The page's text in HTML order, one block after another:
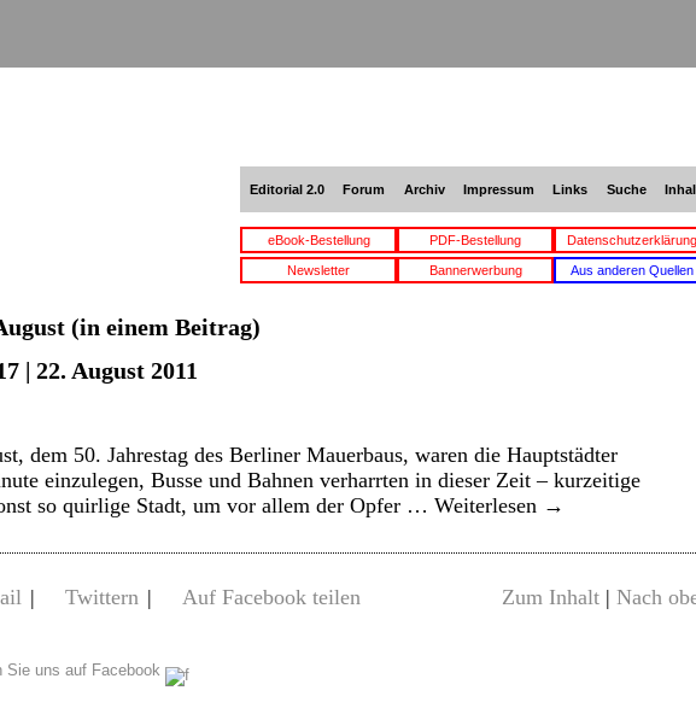
Editorial 2.0 Forum Archiv Impressum Links Suche
eBook-Bestellung PDF-Bestellung Datenschutzerklärung
Newsletter Bannerwerbung Aus anderen Quellen
(in einem Beitrag)
| 22. August 2011
dem 50. Jahrestag des Berliner Mauerbaus, waren die Hauptstädter
einzulegen, Busse und Bahnen verharrten in dieser Zeit – kurzeitige
so quirlige Stadt, um vor allem der Opfer … Weiterlesen →
| Twittern | Auf Facebook teilen Zum Inhalt | Nach
Sie uns auf Facebook